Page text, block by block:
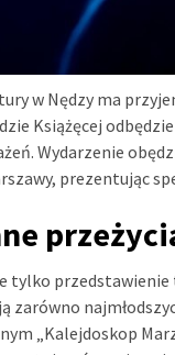
w Nędzy ma
Książęcej
Wydarzenie
prezentując
tylko
„Kalejdoskop